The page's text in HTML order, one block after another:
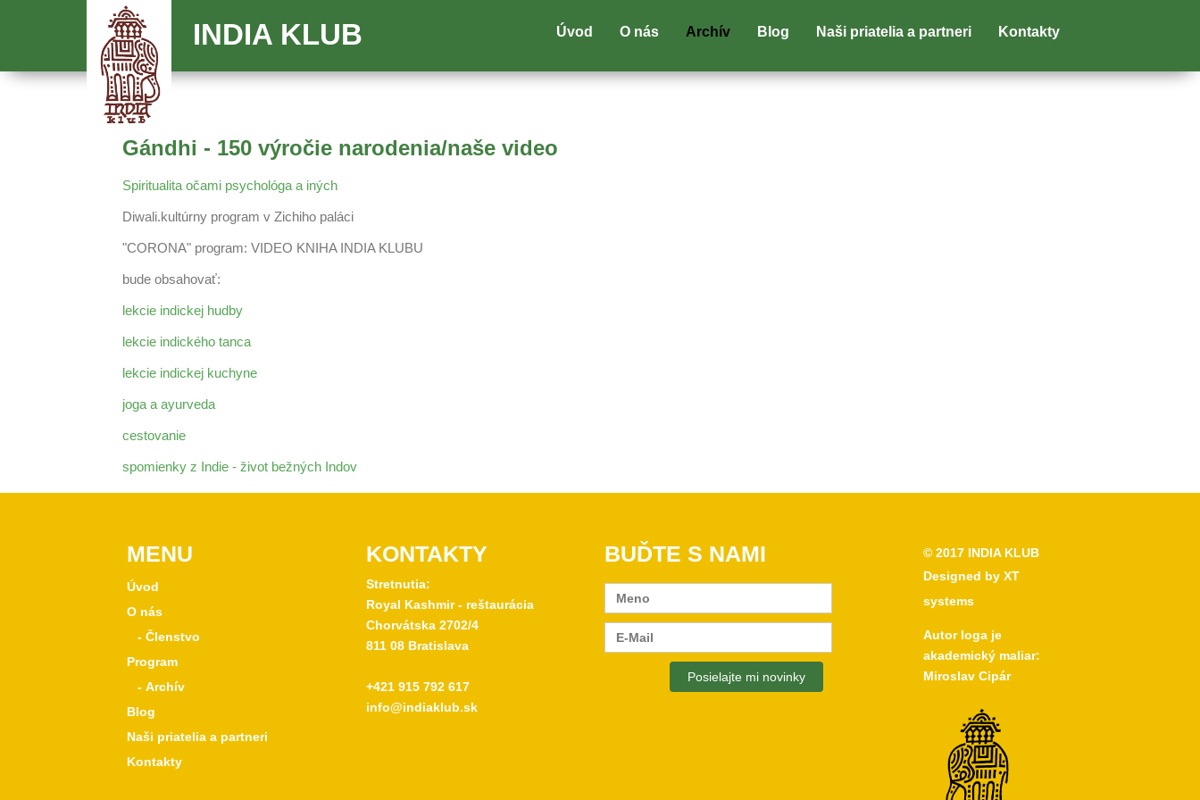
Úvod O nás Archív Blog Naši priatelia a partneri Kontakty
INDIA KLUB
Gándhi - 150 výročie narodenia/naše video
Spiritualita očami psychológa a iných
Diwali.kultúrny program v Zichiho paláci
"CORONA" program: VIDEO KNIHA INDIA KLUBU
bude obsahovať:
lekcie indickej hudby
lekcie indického tanca
lekcie indickej kuchyne
joga a ayurveda
cestovanie
spomienky z Indie - život bežných Indov
MENU
Úvod
O nás
- Členstvo
Program
- Archív
Blog
Naši priatelia a partneri
Kontakty
KONTAKTY
Stretnutia:
Royal Kashmir - reštaurácia
Chorvátska 2702/4
811 08 Bratislava
+421 915 792 617
info@indiaklub.sk
BUĎTE S NAMI © 2017 INDIA KLUB
Designed by XT
systems
Autor loga je
akademický maliar:
Miroslav Cipár